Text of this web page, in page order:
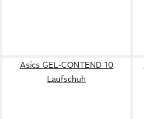
Asics GEL-CONTEND 10
Laufschuh